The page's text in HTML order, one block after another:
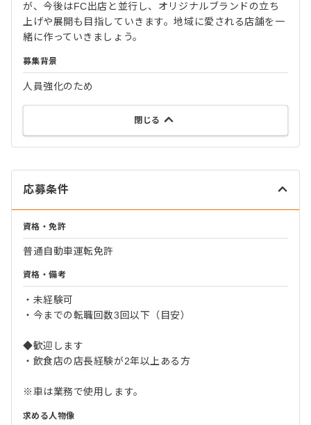
が、今後はFC出店と並行し、オリジナルブランドの立ち
上げや展開も目指していきます。地域に愛される店舗を一
緒に作っていきましょう。
募集背景
人員強化のため
閉じる
応募条件
資格・免許
普通自動車運転免許
資格・備考
・未経験可
・今までの転職回数3回以下（目安）
◆歓迎します
・飲食店の店長経験が2年以上ある方
※車は業務で使用します。
求める人物像